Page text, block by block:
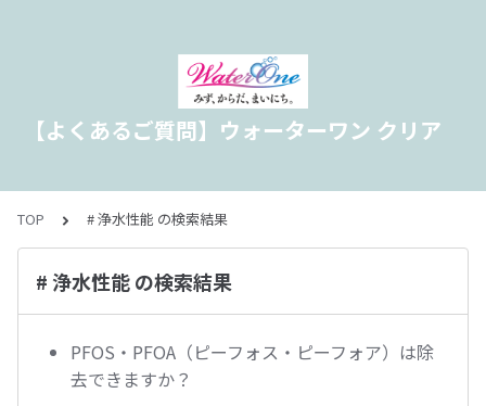
【よくあるご質問】ウォーターワン クリア
TOP # 浄水性能 の検索結果
# 浄水性能 の検索結果
PFOS・PFOA（ピーフォス・ピーフォア）は除
去できますか？